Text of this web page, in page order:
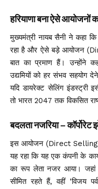
हरियाणा बना ऐसे आयोजनों
मुख्यमंत्री नायब सैनी ने कहा
रहा है और ऐसे बड़े आयोजन
बात का प्रमाण हैं। उन्होंने
उद्यमियों को हर संभव सहयोग
यदि डायरेक्ट सेलिंग इंडस्ट्री
तो भारत 2047 तक विकसित
बदलता नजरिया –
इस आयोजन (Direct
यह रहा कि यह एक कंपनी के
का रूप लेता नजर आया। जहां
सीमित रहते हैं, वहीं ‘विजय